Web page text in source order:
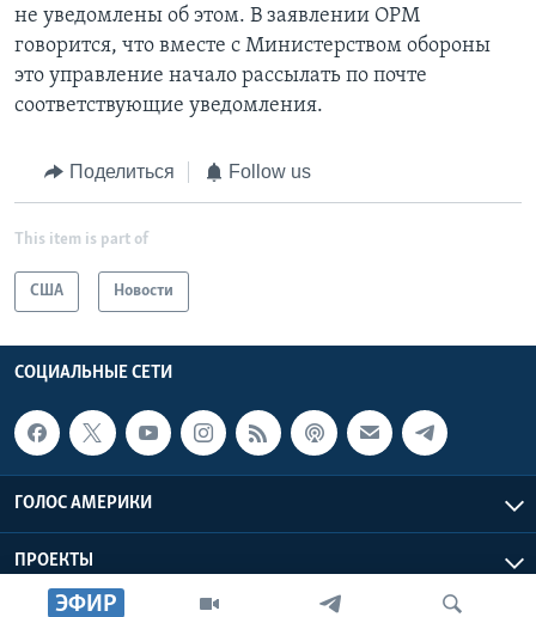
ЭФИР
не уведомлены об этом. В заявлении ОРМ
говорится, что вместе с Министерством обороны
это управление начало рассылать по почте
соответствующие уведомления.
Поделиться Follow us
This item is part of
США Новости
СОЦИАЛЬНЫЕ СЕТИ
ГОЛОС АМЕРИКИ
ПРОЕКТЫ